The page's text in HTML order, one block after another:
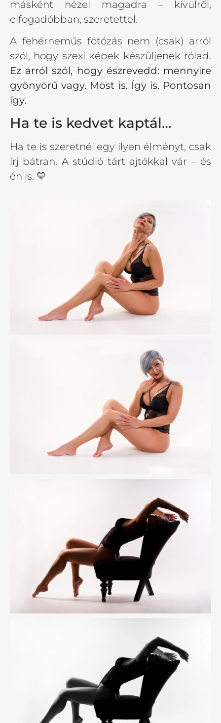
másként nézel magadra – kívülről,
elfogadóbban, szeretettel.
A fehérneműs fotózás nem (csak) arról
szól, hogy szexi képek készüljenek rólad.
Ez arról szól, hogy észrevedd: mennyire
gyönyörű vagy. Most is. Így is. Pontosan
így.
Ha te is kedvet kaptál…
Ha te is szeretnél egy ilyen élményt, csak
írj bátran. A stúdió tárt ajtókkal vár – és
én is. 💛